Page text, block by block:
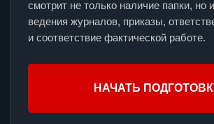
смотрит не только наличие папки, но
ведения журналов, приказы,
и соответствие фактической работе.
НАЧАТЬ